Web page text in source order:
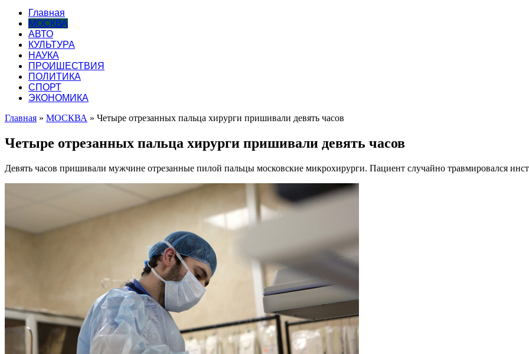
Главная
МОСКВА
АВТО
КУЛЬТУРА
НАУКА
ПРОИШЕСТВИЯ
ПОЛИТИКА
СПОРТ
ЭКОНОМИКА
Главная » МОСКВА » Четыре отрезанных пальца хирурги пришивали девять часов
Четыре отрезанных пальца хирурги пришивали девять часов
Девять часов пришивали мужчине отрезанные пилой пальцы московские микрохирурги. Пациент случайно травмировался